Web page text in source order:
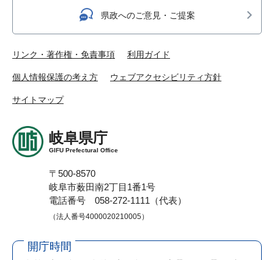
県政へのご意見・ご提案
リンク・著作権・免責事項 利用ガイド
個人情報保護の考え方 ウェブアクセシビリティ方針
サイトマップ
岐阜県庁
GIFU Prefectural Office
〒500-8570
岐阜市薮田南2丁目1番1号
電話番号 058-272-1111（代表）
（法人番号4000020210005）
開庁時間